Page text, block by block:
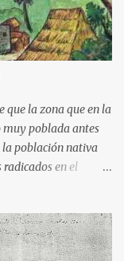
Rey de
en
de la posible vida
culturas; hay
que dicen: "Más
y privilegio" y
que la zona que en la
muy poblada antes
la población nativa
en el
Ajijic, a la altura del
ahora río Cachan